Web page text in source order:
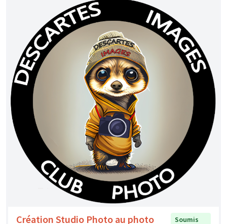
Création Studio Photo au photo
Soumis